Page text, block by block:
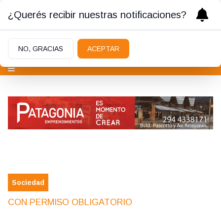
Sociedad
CON PERMISO OBLIGATORIO
¿Querés recibir nuestras notificaciones?
NO, GRACIAS ACEPTAR